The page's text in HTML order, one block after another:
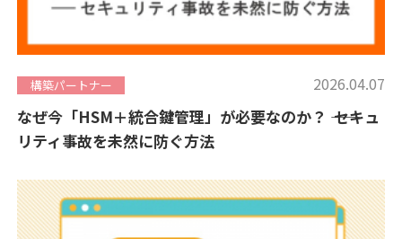
構築パートナー 2026.04.07
なぜ今「HSM＋統合鍵管理」が必要なのか？ ―― セキュ
リティ事故を未然に防ぐ方法